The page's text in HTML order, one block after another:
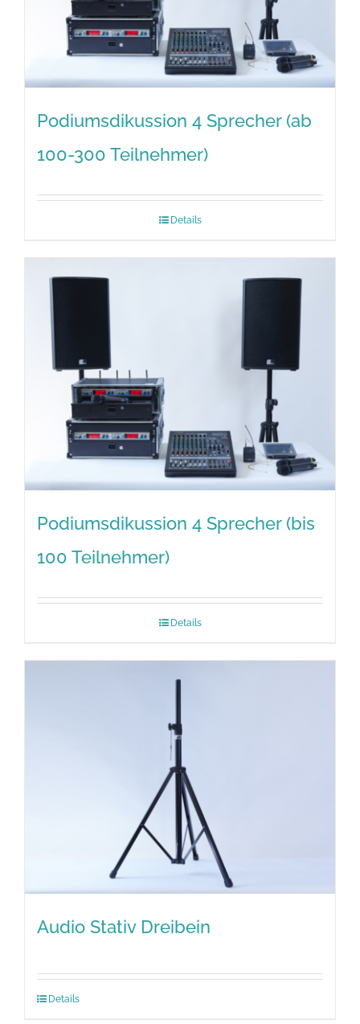
Podiumsdikussion 4 Sprecher (ab
100-300 Teilnehmer)
Details
Podiumsdikussion 4 Sprecher (bis
100 Teilnehmer)
Details
Audio Stativ Dreibein
Details